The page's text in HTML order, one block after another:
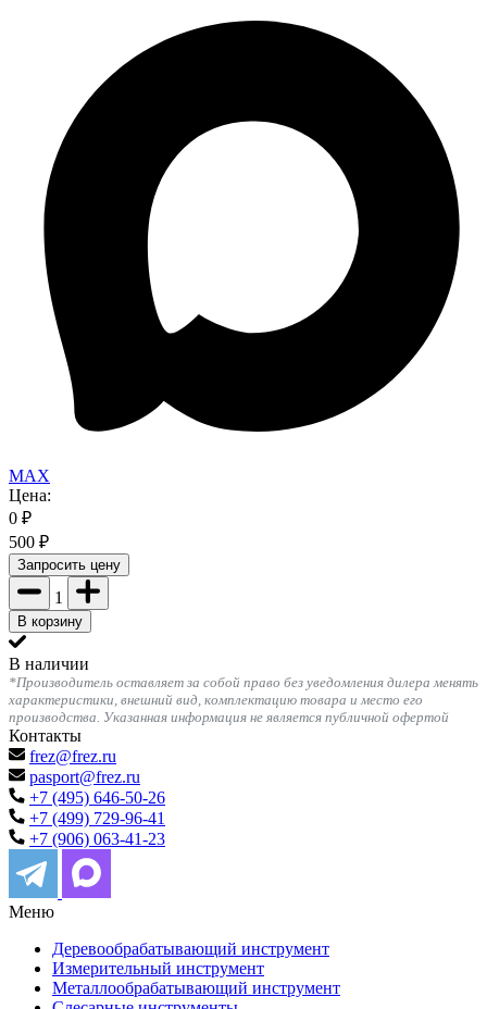
MAX
Цена:
0 ₽
500 ₽
Запросить цену
1
В корзину
В наличии
*Производитель оставляет за собой право без уведомления дилера менять
характеристики, внешний вид, комплектацию товара и место его
производства. Указанная информация не является публичной офертой
Контакты
frez@frez.ru
pasport@frez.ru
+7 (495) 646-50-26
+7 (499) 729-96-41
+7 (906) 063-41-23
Меню
Деревообрабатывающий инструмент
Измерительный инструмент
Металлообрабатывающий инструмент